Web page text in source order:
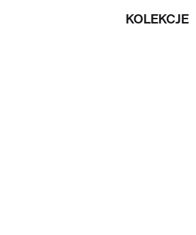
KOLEKCJE